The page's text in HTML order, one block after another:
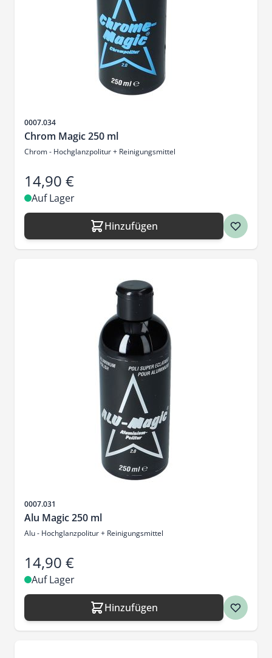
Artikelnr.
0007.034
Chrom Magic 250 ml
Chrom - Hochglanzpolitur + Reinigungsmittel
14,90 €
Auf Lager
Hinzufügen
Artikelnr.
0007.031
Alu Magic 250 ml
Alu - Hochglanzpolitur + Reinigungsmittel
14,90 €
Auf Lager
Hinzufügen